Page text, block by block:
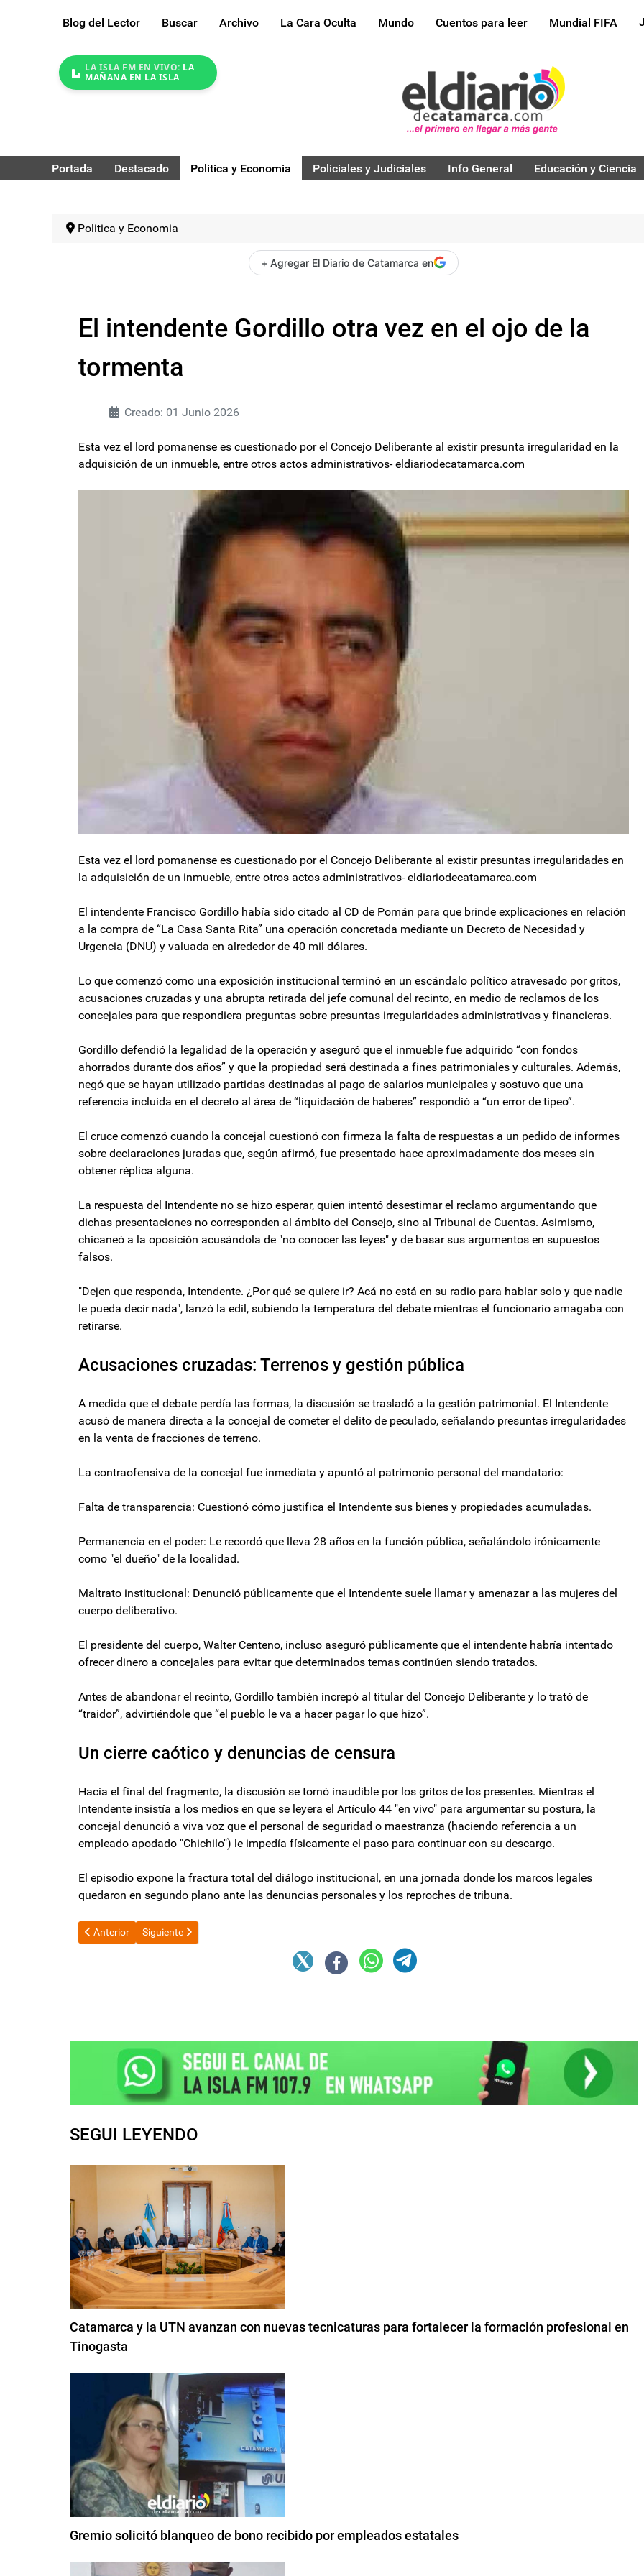
Blog del Lector Buscar Archivo La Cara Oculta Mundo Cuentos para leer Mundial FIFA
LA ISLA FM EN VIVO: LA
MAÑANA EN LA ISLA
Portada Destacado Politica y Economia Policiales y Judiciales Info General Educación y Ciencia
Politica y Economia
+ Agregar El Diario de Catamarca en
El intendente Gordillo otra vez en el ojo de la
tormenta
Creado: 01 Junio 2026
Esta vez el lord pomanense es cuestionado por el Concejo Deliberante al existir presunta irregularidad en la
adquisición de un inmueble, entre otros actos administrativos- eldiariodecatamarca.com
Esta vez el lord pomanense es cuestionado por el Concejo Deliberante al existir presuntas irregularidades en
la adquisición de un inmueble, entre otros actos administrativos- eldiariodecatamarca.com
El intendente Francisco Gordillo había sido citado al CD de Pomán para que brinde explicaciones en relación
a la compra de “La Casa Santa Rita” una operación concretada mediante un Decreto de Necesidad y
Urgencia (DNU) y valuada en alrededor de 40 mil dólares.
Lo que comenzó como una exposición institucional terminó en un escándalo político atravesado por gritos,
acusaciones cruzadas y una abrupta retirada del jefe comunal del recinto, en medio de reclamos de los
concejales para que respondiera preguntas sobre presuntas irregularidades administrativas y financieras.
Gordillo defendió la legalidad de la operación y aseguró que el inmueble fue adquirido “con fondos
ahorrados durante dos años” y que la propiedad será destinada a fines patrimoniales y culturales. Además,
negó que se hayan utilizado partidas destinadas al pago de salarios municipales y sostuvo que una
referencia incluida en el decreto al área de “liquidación de haberes” respondió a “un error de tipeo”.
El cruce comenzó cuando la concejal cuestionó con firmeza la falta de respuestas a un pedido de informes
sobre declaraciones juradas que, según afirmó, fue presentado hace aproximadamente dos meses sin
obtener réplica alguna.
La respuesta del Intendente no se hizo esperar, quien intentó desestimar el reclamo argumentando que
dichas presentaciones no corresponden al ámbito del Consejo, sino al Tribunal de Cuentas. Asimismo,
chicaneó a la oposición acusándola de "no conocer las leyes" y de basar sus argumentos en supuestos
falsos.
"Dejen que responda, Intendente. ¿Por qué se quiere ir? Acá no está en su radio para hablar solo y que nadie
le pueda decir nada", lanzó la edil, subiendo la temperatura del debate mientras el funcionario amagaba con
retirarse.
Acusaciones cruzadas: Terrenos y gestión pública
A medida que el debate perdía las formas, la discusión se trasladó a la gestión patrimonial. El Intendente
acusó de manera directa a la concejal de cometer el delito de peculado, señalando presuntas irregularidades
en la venta de fracciones de terreno.
La contraofensiva de la concejal fue inmediata y apuntó al patrimonio personal del mandatario:
Falta de transparencia: Cuestionó cómo justifica el Intendente sus bienes y propiedades acumuladas.
Permanencia en el poder: Le recordó que lleva 28 años en la función pública, señalándolo irónicamente
como "el dueño" de la localidad.
Maltrato institucional: Denunció públicamente que el Intendente suele llamar y amenazar a las mujeres del
cuerpo deliberativo.
El presidente del cuerpo, Walter Centeno, incluso aseguró públicamente que el intendente habría intentado
ofrecer dinero a concejales para evitar que determinados temas continúen siendo tratados.
Antes de abandonar el recinto, Gordillo también increpó al titular del Concejo Deliberante y lo trató de
“traidor”, advirtiéndole que “el pueblo le va a hacer pagar lo que hizo”.
Un cierre caótico y denuncias de censura
Hacia el final del fragmento, la discusión se tornó inaudible por los gritos de los presentes. Mientras el
Intendente insistía a los medios en que se leyera el Artículo 44 "en vivo" para argumentar su postura, la
concejal denunció a viva voz que el personal de seguridad o maestranza (haciendo referencia a un
empleado apodado "Chichilo") le impedía físicamente el paso para continuar con su descargo.
El episodio expone la fractura total del diálogo institucional, en una jornada donde los marcos legales
quedaron en segundo plano ante las denuncias personales y los reproches de tribuna.
Artículo anterior: Gobierno posterga al 1 de julio la aplicación plena de impuestos a los combustibles
Anterior Artículo siguiente: Cambio en el Ministerio de Economía: renunció José García Hamilton y Luis Caputo anunció a
Siguiente
SEGUI LEYENDO
Catamarca y la UTN avanzan con nuevas tecnicaturas para fortalecer la formación profesional en
Tinogasta
Gremio solicitó blanqueo de bono recibido por empleados estatales